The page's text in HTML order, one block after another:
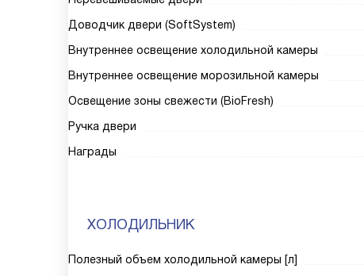
Доводчик двери (SoftSystem)
Внутреннее освещение холодильной камеры
Внутреннее освещение морозильной камеры
Освещение зоны свежести (BioFresh)
Ручка двери
Награды
ХОЛОДИЛЬНИК
Полезный объем холодильной камеры [л]